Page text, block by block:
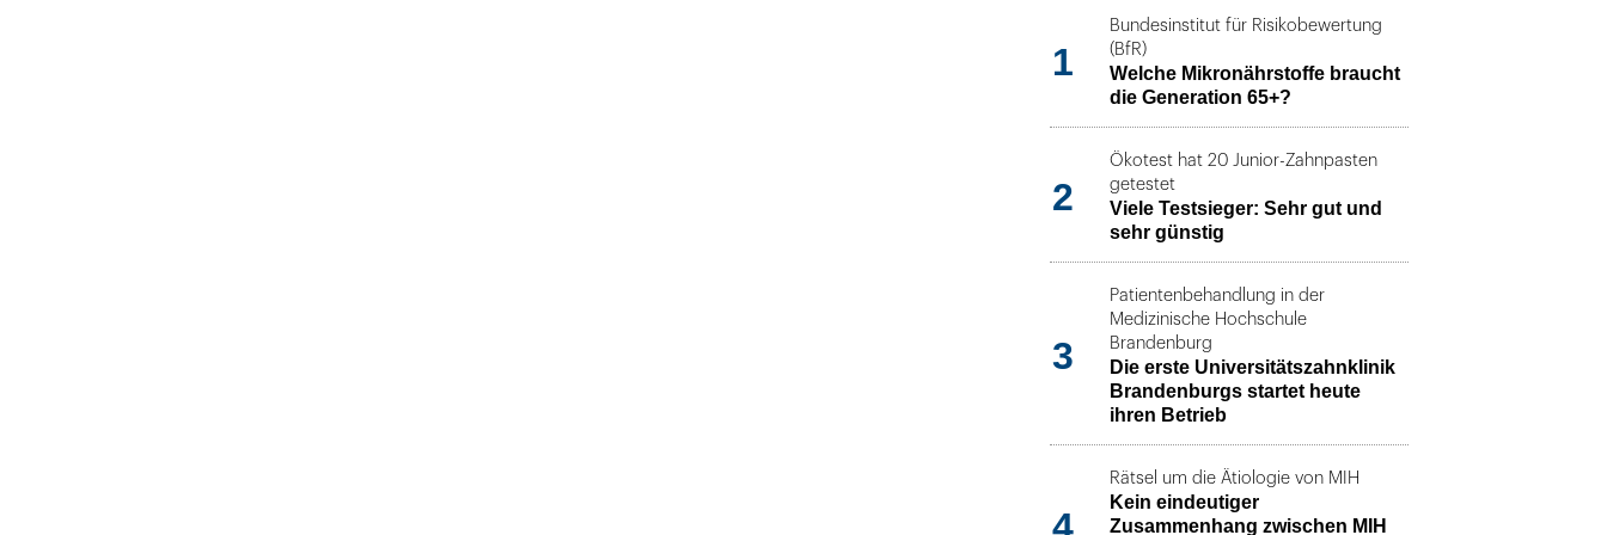
1
Bundesinstitut für Risikobewertung
(BfR)
Welche Mikronährstoffe braucht
die Generation 65+?
2
Ökotest hat 20 Junior-Zahnpasten
getestet
Viele Testsieger: Sehr gut und
sehr günstig
3
Patientenbehandlung in der
Medizinische Hochschule
Brandenburg
Die erste Universitätszahnklinik
Brandenburgs startet heute
ihren Betrieb
4
Rätsel um die Ätiologie von MIH
Kein eindeutiger
Zusammenhang zwischen MIH